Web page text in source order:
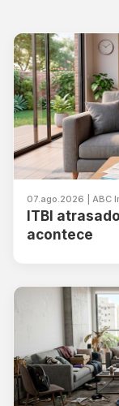
07.ago.2026 | ABC
ITBI
acontece